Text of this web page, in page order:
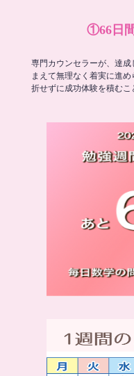
①66日
専門カウンセラーが、達
まえて無理なく着実に進
折せずに成功体験を積むこ